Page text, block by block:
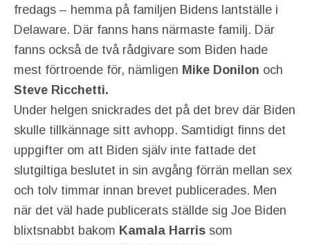
fredags – hemma på familjen Bidens lantställe i
Delaware. Där fanns hans närmaste familj. Där
fanns också de två rådgivare som Biden hade
mest förtroende för, nämligen Mike Donilon och
Steve Ricchetti.
Under helgen snickrades det på det brev där Biden
skulle tillkännage sitt avhopp. Samtidigt finns det
uppgifter om att Biden själv inte fattade det
slutgiltiga beslutet in sin avgång förrän mellan sex
och tolv timmar innan brevet publicerades. Men
när det väl hade publicerats ställde sig Joe Biden
blixtsnabbt bakom Kamala Harris som